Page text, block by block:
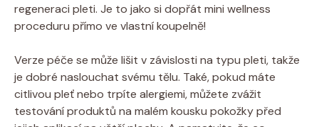
regeneraci pleti. Je to jako si dopřát mini wellness
proceduru přímo ve vlastní koupelně!
Verze péče se může lišit v závislosti na typu pleti, takže
je dobré naslouchat svému tělu. Také, pokud máte
citlivou pleť nebo trpíte alergiemi, můžete zvážit
testování produktů na malém kousku pokožky před